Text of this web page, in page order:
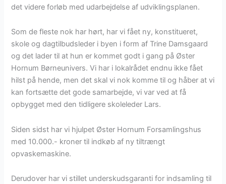
det videre forløb med udarbejdelse af udviklingsplanen.
Som de fleste nok har hørt, har vi fået ny, konstitueret,
skole og dagtilbudsleder i byen i form af Trine Damsgaard
og det lader til at hun er kommet godt i gang på Øster
Hornum Børneunivers. Vi har i lokalrådet endnu ikke fået
hilst på hende, men det skal vi nok komme til og håber at vi
kan fortsætte det gode samarbejde, vi var ved at få
opbygget med den tidligere skoleleder Lars.
Siden sidst har vi hjulpet Øster Hornum Forsamlingshus
med 10.000.- kroner til indkøb af ny tiltrængt
opvaskemaskine.
Derudover har vi stillet underskudsgaranti for indsamling til